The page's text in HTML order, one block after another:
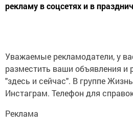
рекламу в соцсетях и в
Уважаемые рекламодатели, у
разместить ваши объявления и
"здесь и сейчас". В группе
Инстаграм. Телефон для
Реклама